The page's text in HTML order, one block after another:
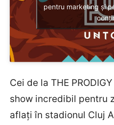
pentru marketing și
Cei de la THE
show incredibil pentru
aflați în stadionul Cluj